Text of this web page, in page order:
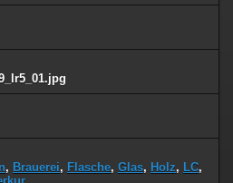
, Brauerei, Flasche, Glas, Holz, LC,